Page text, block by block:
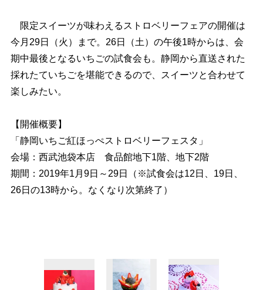
限定スイーツが味わえるストロベリーフェアの開催は
今月29日（火）まで。26日（土）の午後1時からは、会
期中最後となるいちごの試食会も。静岡から直送された
採れたていちごを堪能できるので、スイーツと合わせて
楽しみたい。
【開催概要】
「静岡いちご紅ほっぺストロベリーフェスタ」
会場：西武池袋本店 食品館地下1階、地下2階
期間：2019年1月9日～29日（※試食会は12日、19日、
26日の13時から。なくなり次第終了）